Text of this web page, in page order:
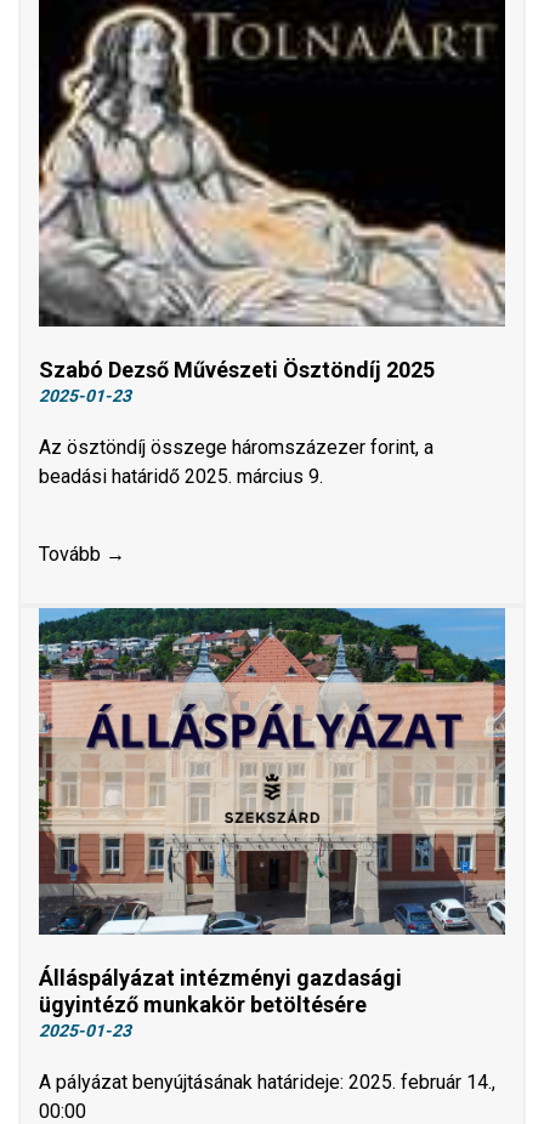
​​​​​​​Szabó Dezső Művészeti Ösztöndíj 2025
2025-01-23
Az ösztöndíj összege háromszázezer forint, a
beadási határidő 2025. március 9.
Tovább →
Álláspályázat intézményi gazdasági
ügyintéző munkakör betöltésére
2025-01-23
A pályázat benyújtásának határideje: 2025. február 14.,
00:00